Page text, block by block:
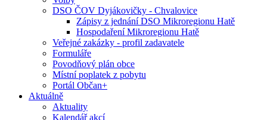
DSO ČOV Dyjákovičky - Chvalovice
Zápisy z jednání DSO Mikroregionu Hatě
Hospodaření Mikroregionu Hatě
Veřejné zakázky - profil zadavatele
Formuláře
Povodňový plán obce
Místní poplatek z pobytu
Portál Občan+
Aktuálně
Aktuality
Kalendář akcí